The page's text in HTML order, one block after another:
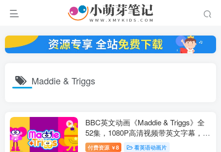
Maddie & Triggs
BBC英文动画《Maddie & Triggs》全
52集，1080P高清视频带英文字幕，百
度云网盘下载！
付费资源 ￥8 看英语动画片